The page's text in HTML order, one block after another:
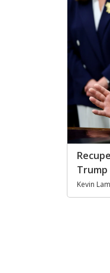
Trump
Kevin